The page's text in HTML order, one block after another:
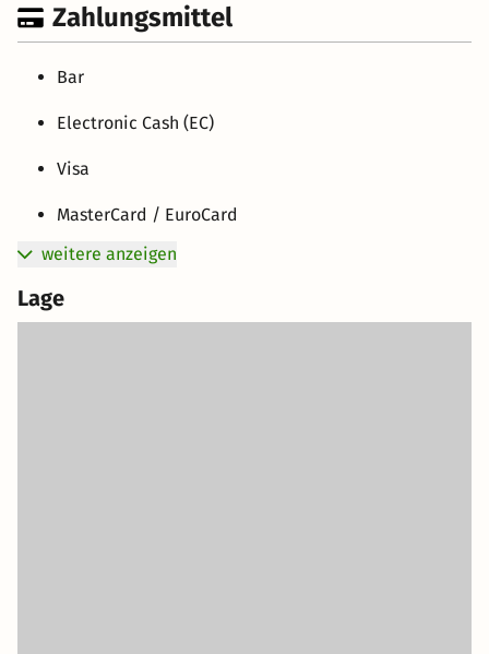
Zahlungsmittel
Bar
Electronic Cash (EC)
Visa
MasterCard / EuroCard
weitere anzeigen
Lage